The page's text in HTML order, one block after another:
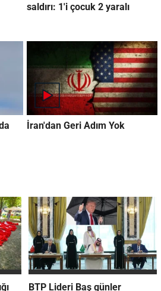
saldırı: 1'i çocuk 2 yaralı
İran'dan Geri Adım Yok
BTP Lideri Baş günler